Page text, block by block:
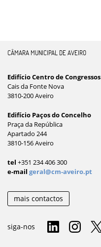
CÂMARA MUNICIPAL DE AVEIRO
Edifício Centro de Congressos
Cais da Fonte Nova
3810-200 Aveiro
Edifício Paços do Concelho
Praça da República
Apartado 244
3810-156 Aveiro
tel +351 234 406 300
e-mail geral@cm-aveiro.pt
mais contactos
siga-nos